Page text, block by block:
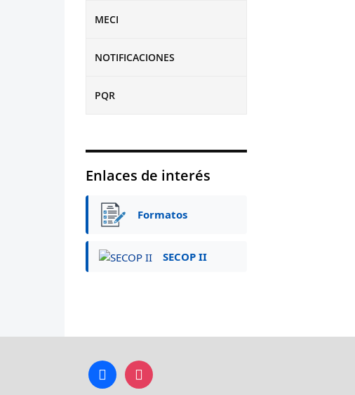
MECI
NOTIFICACIONES
PQR
Enlaces de interés
Formatos
SECOP II
facebookinstagram